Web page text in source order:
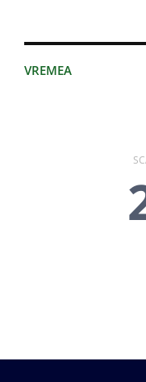
VREMEA